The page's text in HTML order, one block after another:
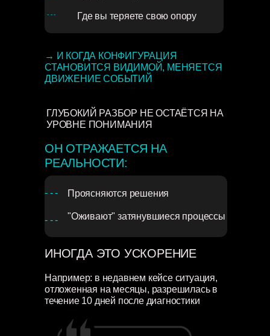
Где вы теряете свою опору
→ И КОГДА КОНФИГУРАЦИЯ
СТАНОВИТСЯ ВИДИМОЙ, МЕНЯЕТСЯ
ДВИЖЕНИЕ СОБЫТИЙ
- - -
ИНОГДА ЭТО УСКОРЕНИЕ
- - -
- - - Проясняются решения
"Оживают" затянувшиеся процессы
ГЛУБОКИЙ РАЗБОР НЕ ОСТАЁТСЯ НА
УРОВНЕ ПОНИМАНИЯ
Например: в недавнем кейсе ситуация,
отложенная на месяцы, разрешилась в
течение 10 дней после диагностики
ОН ОТРАЖАЕТСЯ НА
РЕАЛЬНОСТИ: